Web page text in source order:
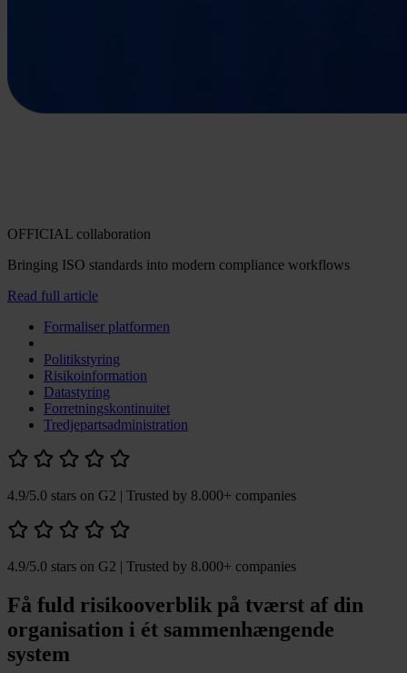
OFFICIAL collaboration
Bringing ISO standards into modern compliance workflows
Read full article
Formaliser platformen
Politikstyring
Risikoinformation
Datastyring
Forretningskontinuitet
Tredjepartsadministration
4.9/5.0 stars on G2 | Trusted by 8.000+ companies
4.9/5.0 stars on G2 | Trusted by 8.000+ companies
Få fuld risikooverblik på tværst af din
organisation i ét sammenhængende
system